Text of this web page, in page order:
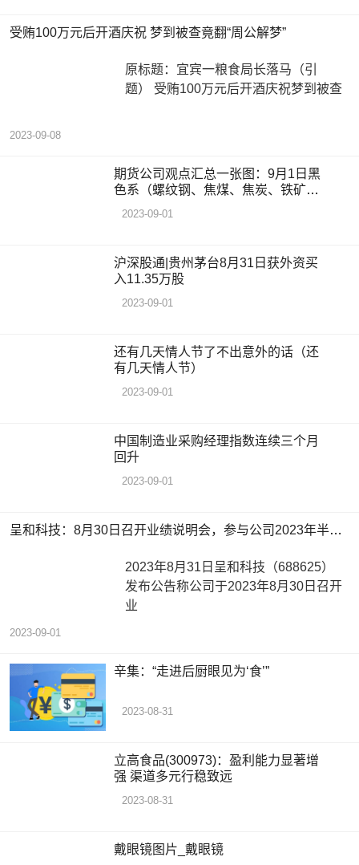
受贿100万元后开酒庆祝 梦到被查竟翻“周公解梦”
原标题：宜宾一粮食局长落马（引
题） 受贿100万元后开酒庆祝梦到被查
2023-09-08
期货公司观点汇总一张图：9月1日黑
色系（螺纹钢、焦煤、焦炭、铁矿
2023-09-01
沪深股通|贵州茅台8月31日获外资买
入11.35万股
2023-09-01
还有几天情人节了不出意外的话（还
有几天情人节）
2023-09-01
中国制造业采购经理指数连续三个月
回升
2023-09-01
呈和科技：8月30日召开业绩说明会，参与公司2023年半年度业绩暨现金分红说明会参与
2023年8月31日呈和科技（688625）
发布公告称公司于2023年8月30日召开
业
2023-09-01
辛集：“走进后厨眼见为‘食’”
2023-08-31
立高食品(300973)：盈利能力显著增
强 渠道多元行稳致远
2023-08-31
戴眼镜图片_戴眼镜